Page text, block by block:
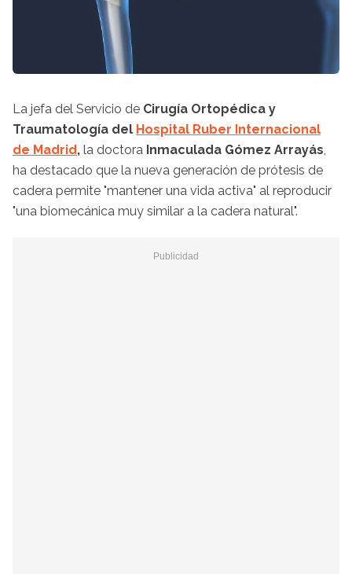
La jefa del Servicio de Cirugía Ortopédica y
Traumatología del Hospital Ruber Internacional
de Madrid, la doctora Inmaculada Gómez Arrayás,
ha destacado que la nueva generación de prótesis de
cadera permite "mantener una vida activa" al reproducir
"una biomecánica muy similar a la cadera natural".